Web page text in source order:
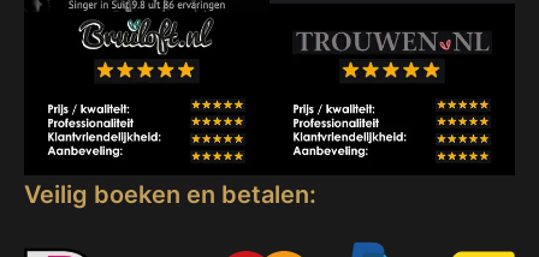
Veilig boeken en betalen: